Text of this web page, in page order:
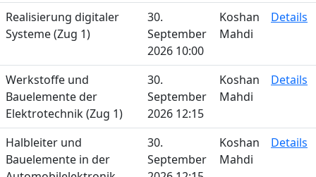
Realisierung digitaler
Systeme (Zug 1)
30.
September
2026 10:00
Koshan
Mahdi
Details
Werkstoffe und
Bauelemente der
Elektrotechnik (Zug 1)
30.
September
2026 12:15
Koshan
Mahdi
Details
Halbleiter und
Bauelemente in der
30.
September
Koshan
Mahdi
Details